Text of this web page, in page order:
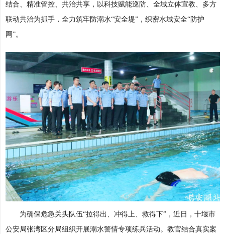
结合、精准管控、共治共享，以科技赋能巡防、全域立体宣教、多方
联动共治为抓手，全力筑牢防溺水“安全堤”，织密水域安全“防护
网”。
为确保危急关头队伍“拉得出、冲得上、救得下”，近日，十堰市
公安局张湾区分局组织开展溺水警情专项练兵活动。教官结合真实案